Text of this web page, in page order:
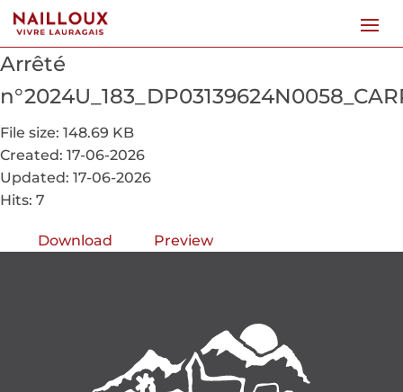
Arrêté
File size: 148.69 KB
Created: 17-06-2026
Updated: 17-06-2026
Hits: 7
Download Preview